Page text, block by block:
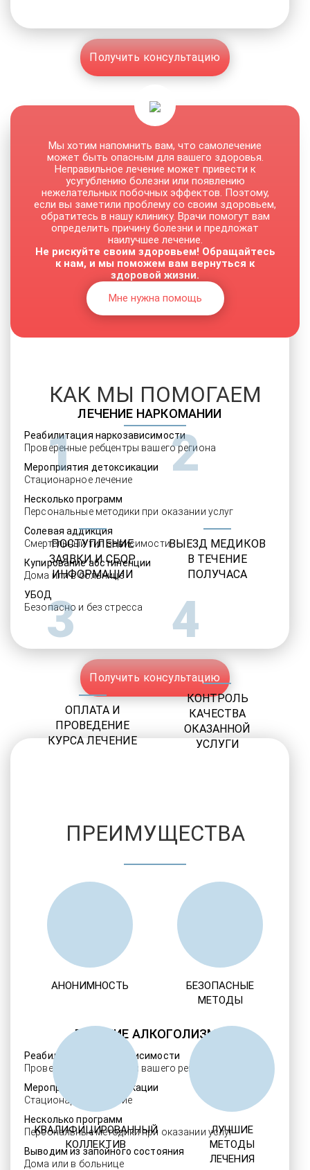
Получить консультацию
ЛЕЧЕНИЕ НАРКОМАНИИ
Реабилитация наркозависимости
Проверенные ребцентры вашего региона
Мероприятия детоксикации
Стационарное лечение
Несколько программ
Персональные методики при оказании услуг
Солевая аддикция
Смертельный тип зависимости
Купирование абстиненции
Дома или в больнице
УБОД
Безопасно и без стресса
Получить консультацию
ЛЕЧЕНИЕ АЛКОГОЛИЗМА
Реабилитация алкозависимости
Проверенные ребцентры вашего региона
Мероприятия детоксикации
Стационарное лечение
Несколько программ
Персональные методики при оказании услуг
Выводим из запойного состояния
Дома или в больнице
Мы хотим напомнить вам, что самолечение
может быть опасным для вашего здоровья.
Неправильное лечение может привести к
усугублению болезни или появлению
нежелательных побочных эффектов. Поэтому,
если вы заметили проблему со своим здоровьем,
обратитесь в нашу клинику. Врачи помогут вам
определить причину болезни и предложат
наилучшее лечение.
Не рискуйте своим здоровьем! Обращайтесь
к нам, и мы поможем вам вернуться к
здоровой жизни.
Мне нужна помощь
КАК МЫ ПОМОГАЕМ
1
ПОСТУПЛЕНИЕ
ЗАЯВКИ И СБОР
ИНФОРМАЦИИ
2
ВЫЕЗД МЕДИКОВ
В ТЕЧЕНИЕ
ПОЛУЧАСА
3
ОПЛАТА И
ПРОВЕДЕНИЕ
КУРСА ЛЕЧЕНИЕ
4
КОНТРОЛЬ
КАЧЕСТВА
ОКАЗАННОЙ
УСЛУГИ
ПРЕИМУЩЕСТВА
АНОНИМНОСТЬ
БЕЗОПАСНЫЕ
МЕТОДЫ
КВАЛИФИЦИРОВАННЫЙ
КОЛЛЕКТИВ
ЛУЧШИЕ
МЕТОДЫ
ЛЕЧЕНИЯ